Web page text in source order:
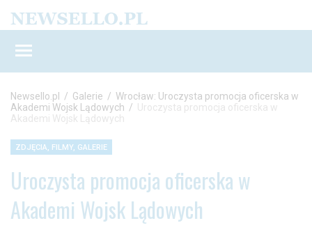
Newsello.pl / Galerie / Wrocław: Uroczysta promocja oficerska w
Akademi Wojsk Lądowych /
Uroczysta promocja oficerska w
Akademi Wojsk Lądowych
ZDJĘCIA, FILMY, GALERIE
Uroczysta promocja oficerska w
Akademi Wojsk Lądowych